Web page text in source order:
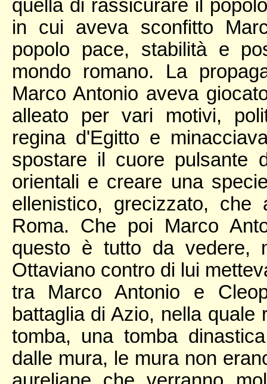
quella di rassicurare il
in cui aveva sconfitto
popolo pace, stabilità e
mondo romano. La
Marco Antonio aveva
alleato per vari motivi,
regina d'Egitto e
spostare il cuore pulsante
orientali e creare una
ellenistico, grecizzato,
Roma. Che poi Marco
questo è tutto da vedere,
Ottaviano contro di lui
tra Marco Antonio e
battaglia di Azio, nella
tomba, una tomba
dalle mura, le mura non